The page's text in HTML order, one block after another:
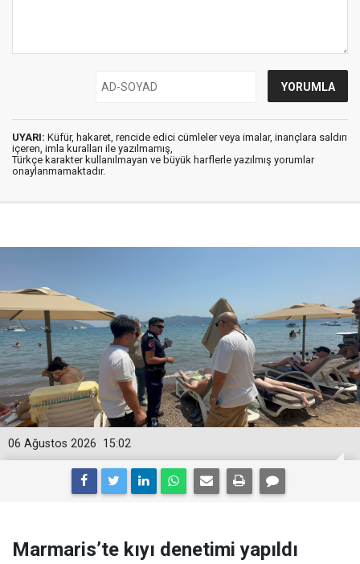
UYARI: Küfür, hakaret, rencide edici cümleler veya imalar, inançlara saldırı
içeren, imla kuralları ile yazılmamış,
Türkçe karakter kullanılmayan ve büyük harflerle yazılmış yorumlar
onaylanmamaktadır.
15:02
06 Ağustos 2026
Marmaris’te kıyı denetimi yapıldı